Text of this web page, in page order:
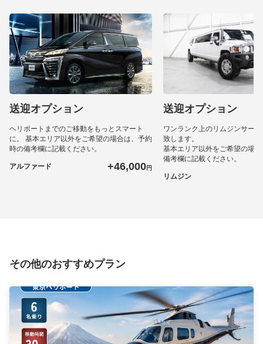
送迎オプション
ヘリポートまでのご移動をもっとスマート
に。 基本エリア以外をご希望の場合は、予約
時の備考欄に記載ください。
アルファード +46,000円
送迎オプション
ワンランク上のリムジンサー
致します。
基本エリア以外をご希望の場
備考欄に記載ください。
リムジン
その他のおすすめプラン